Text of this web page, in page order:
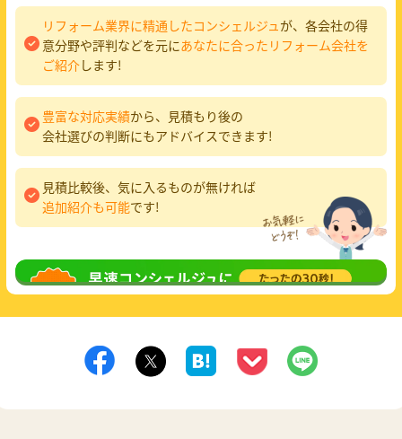
リフォーム業界に精通したコンシェルジュ が、各会社の得
意分野や評判などを元にあなたに合ったリフォーム会社を
ご紹介します!
豊富な対応実績から、見積もり後の
会社選びの判断にもアドバイスできます!
見積比較後、気に入るものが無ければ
追加紹介も可能です!
無料相談してみる